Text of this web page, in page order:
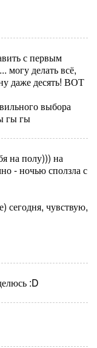
с первым
могу делать всё,
даже десять! ВОТ
выбора
гы гы
на полу))) на
- ночью сползла с
сегодня, чувствую,
:D